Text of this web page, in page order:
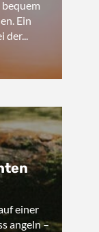
Ein
der...
einer
angeln –